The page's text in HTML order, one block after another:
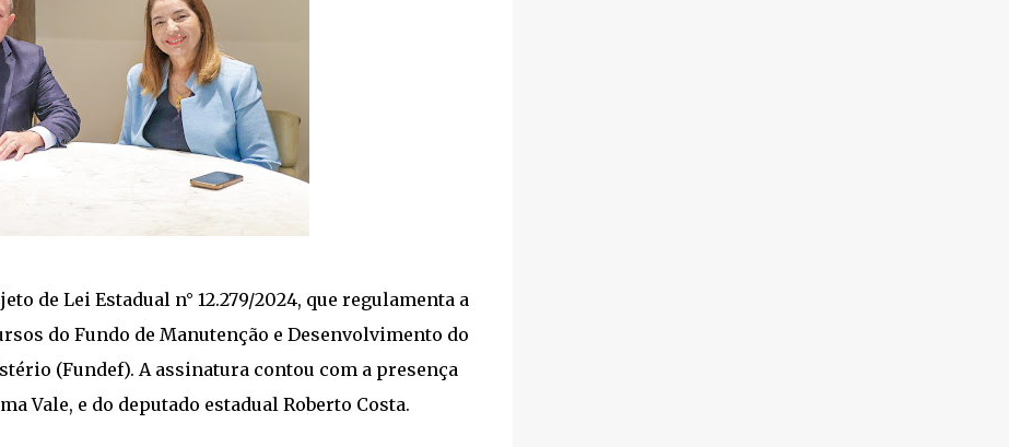
de Lei Estadual n° 12.279/2024, que regulamenta a
do Fundo de Manutenção e Desenvolvimento do
(Fundef). A assinatura contou com a presença
Vale, e do deputado estadual Roberto Costa.